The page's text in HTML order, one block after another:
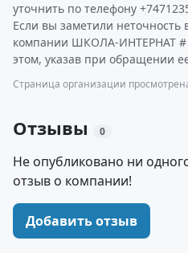
уточнить по телефону
Если вы заметили
компании ШКОЛА-ИНТЕРНАТ
этом, указав при обращении
Страница организации
Отзывы 0
Не опубликовано ни
отзыв о компании!
Добавить отзыв